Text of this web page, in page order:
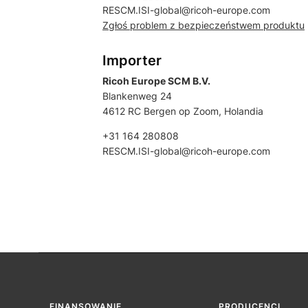
RESCM.ISI-global@ricoh-europe.com
Zgłoś problem z bezpieczeństwem produktu
Importer
Ricoh Europe SCM B.V.
Blankenweg 24
4612 RC Bergen op Zoom, Holandia
+31 164 280808
RESCM.ISI-global@ricoh-europe.com